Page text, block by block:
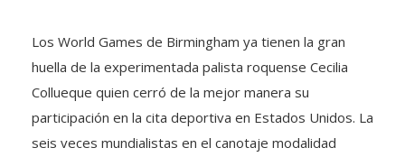
Los World Games de Birmingham ya tienen la gran
huella de la experimentada palista roquense Cecilia
Collueque quien cerró de la mejor manera su
participación en la cita deportiva en Estados Unidos. La
seis veces mundialistas en el canotaje modalidad